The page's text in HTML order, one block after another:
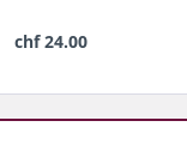
chf 24.00